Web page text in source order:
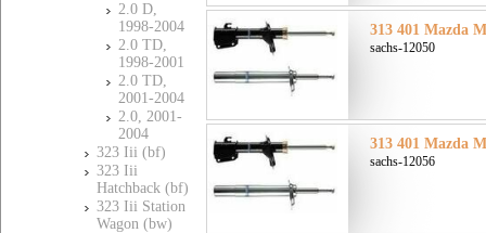
2.0 D,
1998-2004
2.0 TD,
1998-2001
2.0 TD,
2001-2004
2.0, 2001-
2004
323 Iii (bf)
323 Iii
Hatchback (bf)
323 Iii Station
Wagon (bw)
313 401 Mazda
sachs-12050
313 401 Mazda
sachs-12056